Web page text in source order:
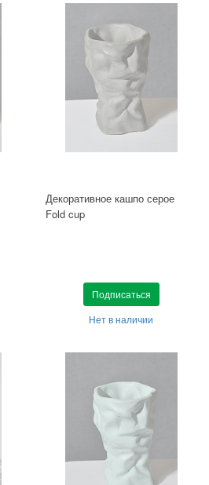
Декоративное кашпо серое
Fold cup
Подписаться
Нет в наличии